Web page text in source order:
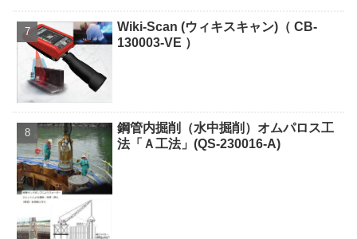
Wiki-Scan (ウィキスキャン)（ CB-
130003-VE ）
鋼管内掘削（水中掘削）オムパロス工
法「Ａ工法」(QS-230016-A)